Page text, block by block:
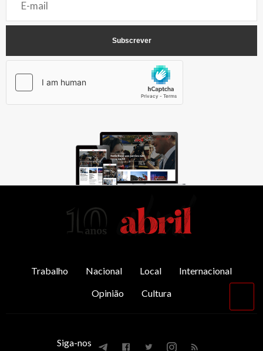
Trabalho Nacional Local
Internacional
Opinião
Cultura
Siga-nos